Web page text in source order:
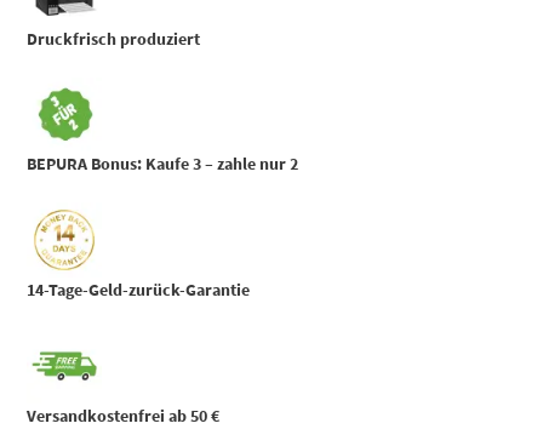
Druckfrisch produziert
BEPURA Bonus: Kaufe 3 – zahle nur 2
14-Tage-Geld-zurück-Garantie
Versandkostenfrei ab 50 €